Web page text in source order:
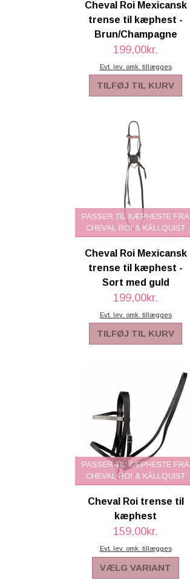
Cheval Roi Mexicansk
trense til kæphest -
Brun/Champagne
199,00kr.
Evt. lev. omk. tillægges
TILFØJ TIL KURV
PASSER TIL KÆPHESTE FRA
CHEVAL ROI & KÄLLQUIST
Cheval Roi Mexicansk
trense til kæphest -
Sort med guld
199,00kr.
Evt. lev. omk. tillægges
TILFØJ TIL KURV
PASSER TIL KÆPHESTE FRA
CHEVAL ROI & KÄLLQUIST
Cheval Roi trense til
kæphest
159,00kr.
Evt. lev. omk. tillægges
VÆLG VARIANT